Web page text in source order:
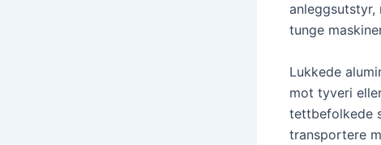
tunge
Lukkede
mot tyveri
tettbefolkede
transportere